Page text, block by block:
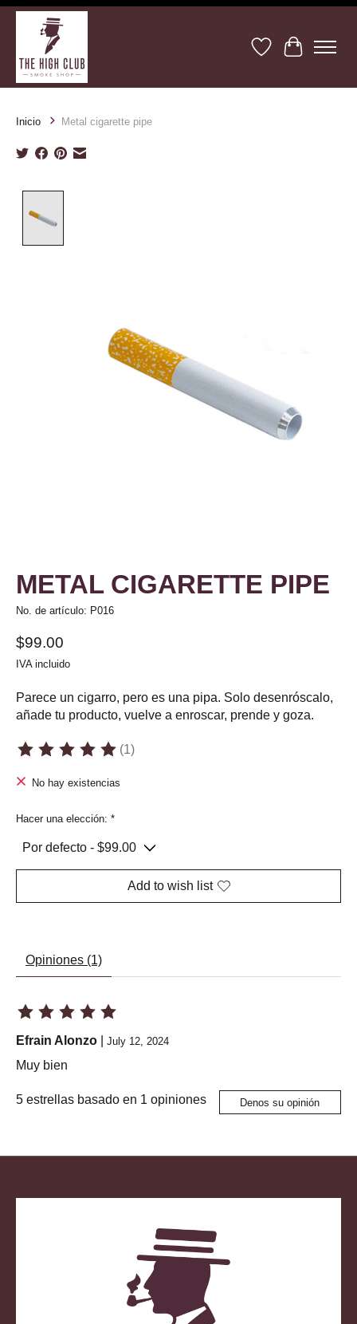
Lista de deseos
Cesta
Inicio Metal cigarette pipe
METAL CIGARETTE PIPE
No. de artículo: P016
$99.00
IVA incluido
Parece un cigarro, pero es una pipa. Solo desenróscalo,
añade tu producto, vuelve a enroscar, prende y goza.
The rating of this product is
(1)
No hay existencias
Hacer una elección: *
Add to wish list
Opiniones (1)
The rating of this product is
Efrain Alonzo July 12, 2024
Muy bien
5 estrellas basado en 1 opiniones Denos su opinión